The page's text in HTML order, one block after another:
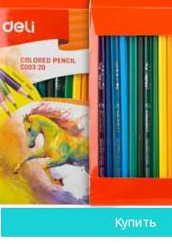
Купить